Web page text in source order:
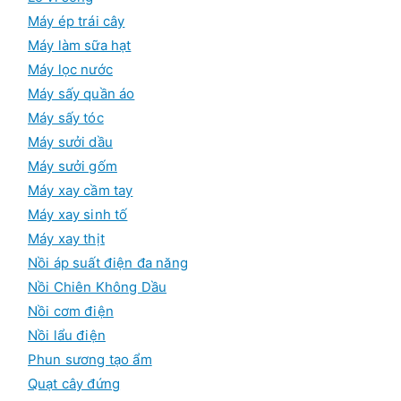
Máy ép trái cây
Máy làm sữa hạt
Máy lọc nước
Máy sấy quần áo
Máy sấy tóc
Máy sưởi dầu
Máy sưởi gốm
Máy xay cầm tay
Máy xay sinh tố
Máy xay thịt
Nồi áp suất điện đa năng
Nồi Chiên Không Dầu
Nồi cơm điện
Nồi lẩu điện
Phun sương tạo ẩm
Quạt cây đứng